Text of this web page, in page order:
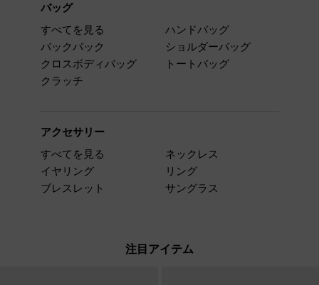
バッグ
すべてを見る
バックパック
クロスボディバッグ
クラッチ
ハンドバッグ
ショルダーバッグ
トートバッグ
アクセサリー
すべてを見る
イヤリング
ブレスレット
ネックレス
リング
サングラス
注目アイテム